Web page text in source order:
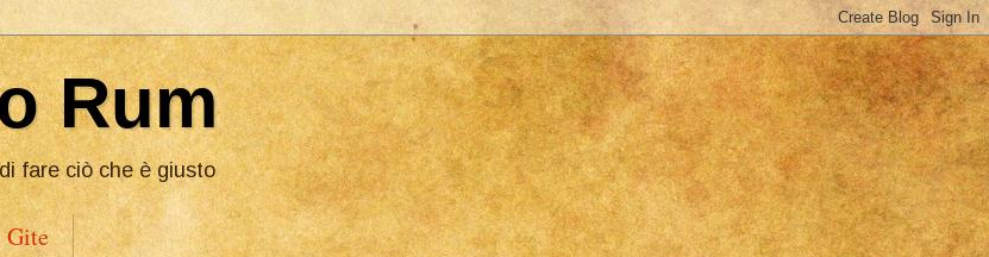
Rum
fare ciò che è giusto
Gite